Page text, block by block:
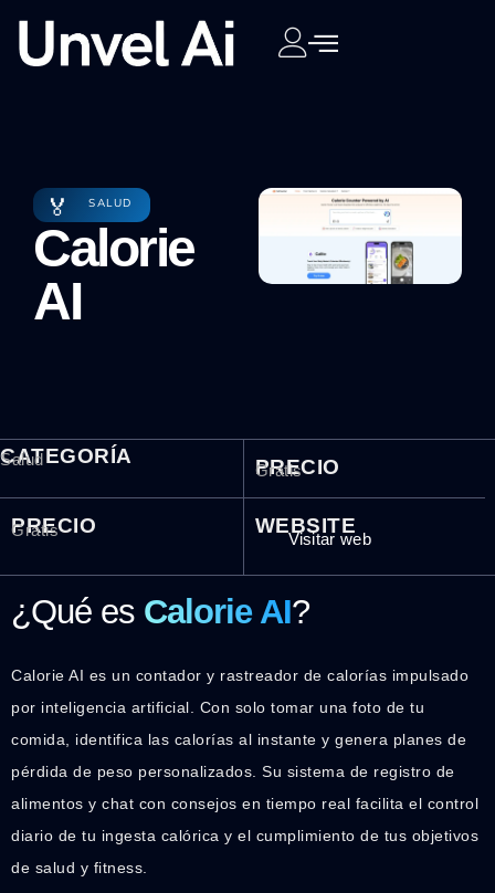
🏅 SALUD
Calorie
AI
CATEGORÍA
Salud PRECIO
Gratis
PRECIO
Gratis WEBSITE
Visitar web
¿Qué es Calorie AI?
Calorie AI es un contador y rastreador de calorías impulsado
por inteligencia artificial. Con solo tomar una foto de tu
comida, identifica las calorías al instante y genera planes de
pérdida de peso personalizados. Su sistema de registro de
alimentos y chat con consejos en tiempo real facilita el control
diario de tu ingesta calórica y el cumplimiento de tus objetivos
de salud y fitness.